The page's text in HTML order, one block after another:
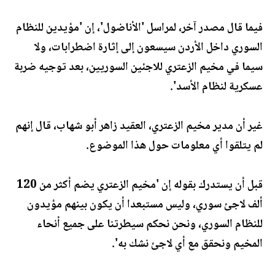
فيما قال مصدر آخر، لمراسل 'الأناضول'، إن 'مؤيدين للنظام
السوري داخل الأردن سيسعون إلى إثارة اضطرابات، ولا
سيما في مخيم الزعتري للاجئين السوريين، بعد توجيه ضربة
عسكرية لنظام الأسد'.
غير أن مدير مخيم الزعتري، العقيد زاهر أبو شهاب، قال إنهم
لم يتلقوا أي معلومات حول هذا الموضوع.
قبل أن يستدرك بقوله إن 'مخيم الزعتري يضم أكثر من 120
ألف لاجئ سوري، وليس مستبعدا أن يكون بينهم مؤيدون
للنظام السوري، ونحن نحكم سيطرتنا على جميع أنحاء
المخيم ونحقق مع أي لاجئ نشك به'.